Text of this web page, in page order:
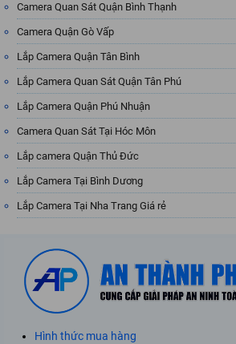
Camera Quan Sát Quận Bình Thạnh
Camera Quận Gò Vấp
Lắp Camera Quận Tân Bình
Lắp Camera Quan Sát Quận Tân Phú
Lắp Camera Quận Phú Nhuận
Camera Quan Sát Tại Hóc Môn
Lắp camera Quận Thủ Đức
Lắp Camera Tại Bình Dương
Lắp Camera Tại Nha Trang Giá rẻ
Hình thức mua hàng